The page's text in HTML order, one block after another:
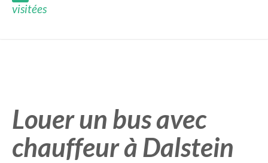
visitées
Louer un bus avec
chauffeur à Dalstein